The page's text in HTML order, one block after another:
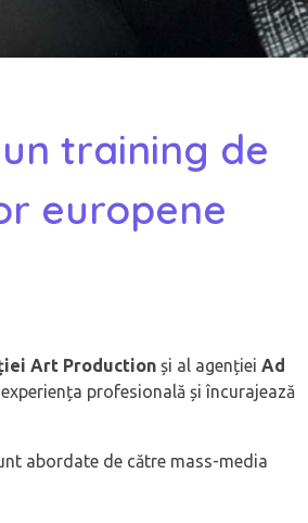
training de
europene
Art Production și al agențieiAd
profesională și încurajează
abordate de către mass-media